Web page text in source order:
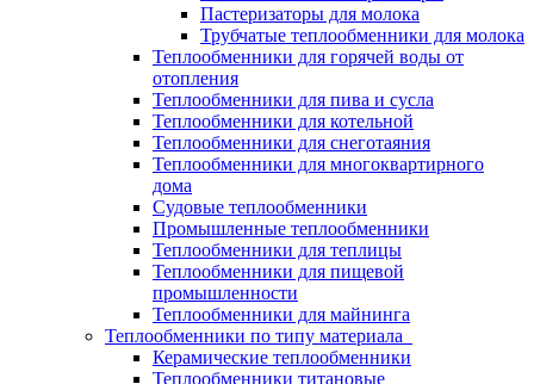
Пастеризаторы для молока
Трубчатые теплообменники для молока
Теплообменники для горячей воды от
отопления
Теплообменники для пива и сусла
Теплообменники для котельной
Теплообменники для снеготаяния
Теплообменники для многоквартирного
дома
Судовые теплообменники
Промышленные теплообменники
Теплообменники для теплицы
Теплообменники для пищевой
промышленности
Теплообменники для майнинга
Теплообменники по типу материала
Керамические теплообменники
Теплообменники титановые